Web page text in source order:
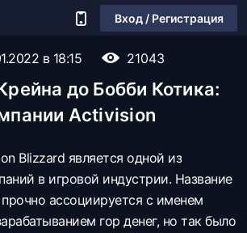
Вход / Регистрация
в 18:15 21043
до Бобби Котика:
Activision
Blizzard является одной из
в игровой индустрии. Название
ассоциируется с именем
гор денег, но так было